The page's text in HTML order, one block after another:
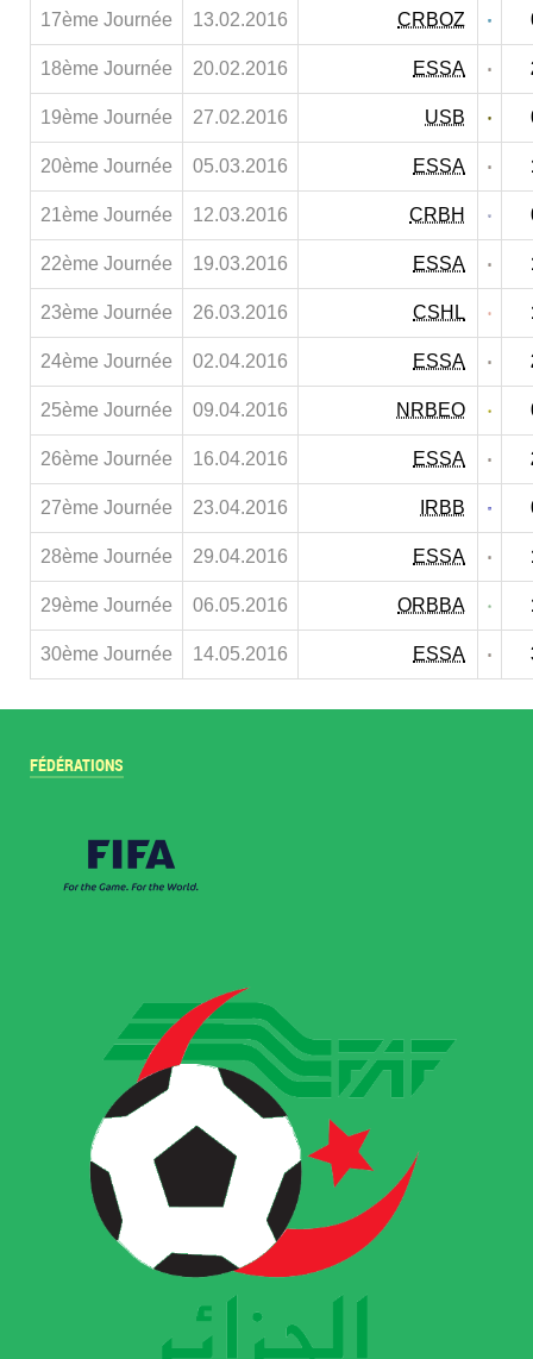
17ème Journée 13.02.2016 CRBOZ
18ème Journée 20.02.2016 ESSA
19ème Journée 27.02.2016 USB
20ème Journée 05.03.2016 ESSA
21ème Journée 12.03.2016 CRBH
22ème Journée 19.03.2016 ESSA
23ème Journée 26.03.2016 CSHL
24ème Journée 02.04.2016 ESSA
25ème Journée 09.04.2016 NRBEO
26ème Journée 16.04.2016 ESSA
27ème Journée 23.04.2016 IRBB
28ème Journée 29.04.2016 ESSA
29ème Journée 06.05.2016 ORBBA
30ème Journée 14.05.2016 ESSA
FÉDÉRATIONS